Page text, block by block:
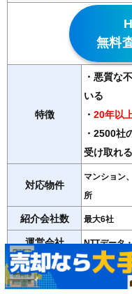
無料
特徴
・悪質な
いる
・ 20年以
・2500社
受け取れる
対応物件
マンション
所
紹介会社数 最大6社
運営会社 NTTデータ
＞＞